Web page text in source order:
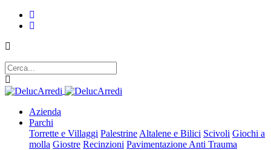
Azienda
Parchi
Torrette e Villaggi Palestrine Altalene e Bilici Scivoli Giochi a
molla Giostre Recinzioni Pavimentazione Anti Trauma